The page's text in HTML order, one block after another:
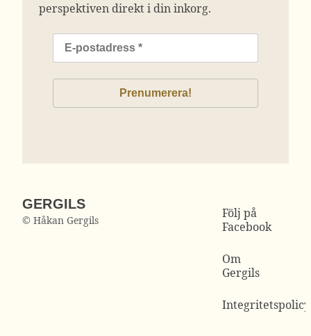
perspektiven direkt i din inkorg.
GERGILS
© Håkan Gergils
Följ på
Facebook
Om
Gergils
Integritetspolicy